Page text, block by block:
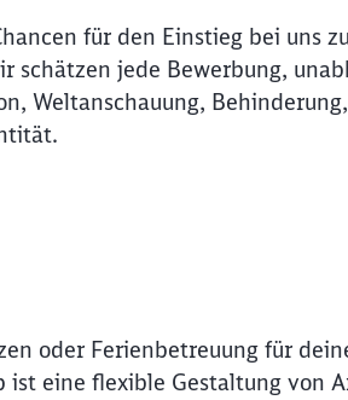
für den Einstieg bei uns
schätzen jede Bewerbung,
Weltanschauung,
oder Ferienbetreuung für
ist eine flexible Gestaltung von